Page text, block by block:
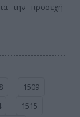
την προσεχή
1509
1515